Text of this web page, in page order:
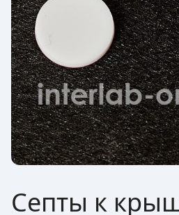
Септы к